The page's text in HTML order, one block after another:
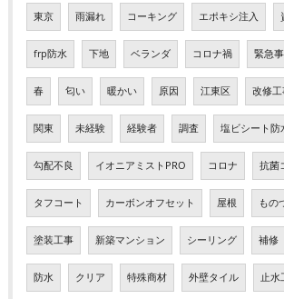
東京 雨漏れ コーキング エポキシ注入
frp防水 下地 ベランダ コロナ禍 緊急
春 匂い 暖かい 原因 江東区 改修
関東 未経験 経験者 調査 塩ビシート防
勾配不良 イオニアミストPRO コロナ 抗菌
タフコート カーボンオフセット 屋根 もの
塗装工事 新築マンション シーリング 補修
防水 クリア 特殊商材 外壁タイル 止水